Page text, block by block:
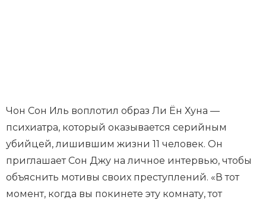
Чон Сон Иль воплотил образ Ли Ён Хуна —
психиатра, который оказывается серийным
убийцей, лишившим жизни 11 человек. Он
приглашает Сон Джу на личное интервью, чтобы
объяснить мотивы своих преступлений. «В тот
момент, когда вы покинете эту комнату, тот